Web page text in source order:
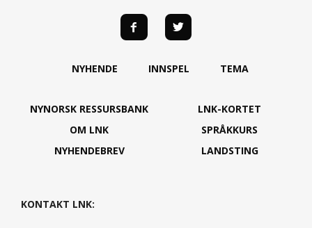
NYHENDE INNSPEL TEMA
NYNORSK RESSURSBANK
OM LNK
NYHENDEBREV
LNK-KORTET
SPRÅKKURS
LANDSTING
KONTAKT LNK: